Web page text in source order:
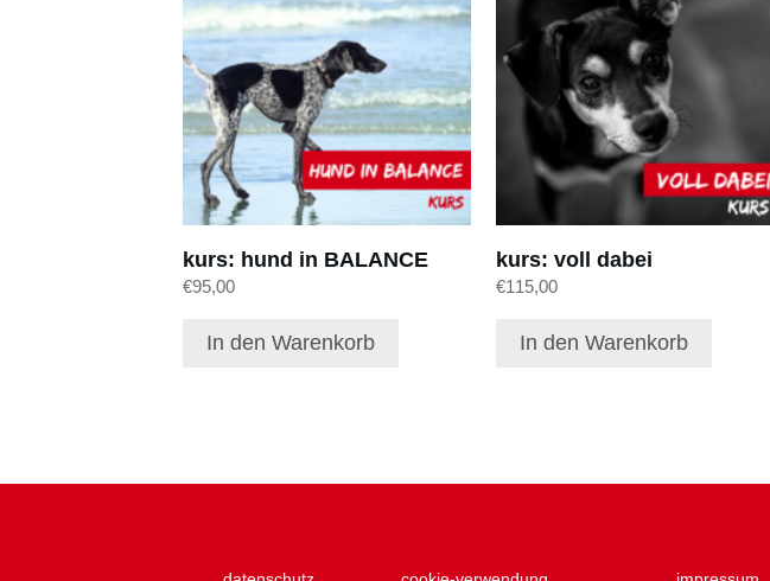
kurs: hund in BALANCE
€95,00
In den Warenkorb
kurs: voll dabei
€115,00
In den Warenkorb